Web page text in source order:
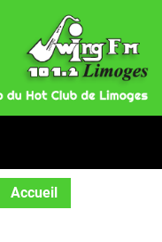
Accueil